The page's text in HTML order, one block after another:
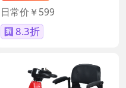
日常价￥599
8.3折